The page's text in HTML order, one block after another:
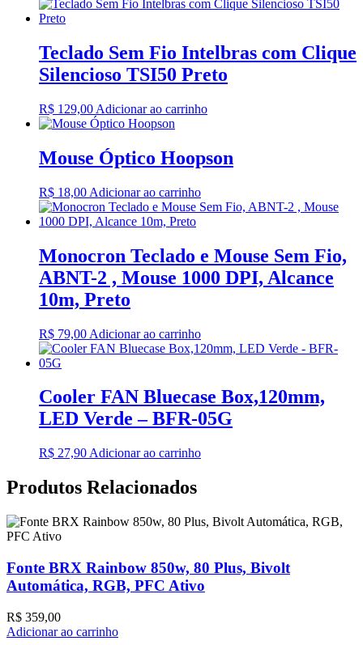
Teclado Sem Fio Intelbras com Clique
Silencioso TSI50 Preto
R$ 129,00 Adicionar ao carrinho
Mouse Óptico Hoopson
R$ 18,00 Adicionar ao carrinho
Monocron Teclado e Mouse Sem Fio,
ABNT-2 , Mouse 1000 DPI, Alcance
10m, Preto
R$ 79,00 Adicionar ao carrinho
Cooler FAN Bluecase Box,120mm,
LED Verde – BFR-05G
R$ 27,90 Adicionar ao carrinho
Produtos Relacionados
Fonte BRX Rainbow 850w, 80 Plus, Bivolt
Automática, RGB, PFC Ativo
R$ 359,00
Adicionar ao carrinho